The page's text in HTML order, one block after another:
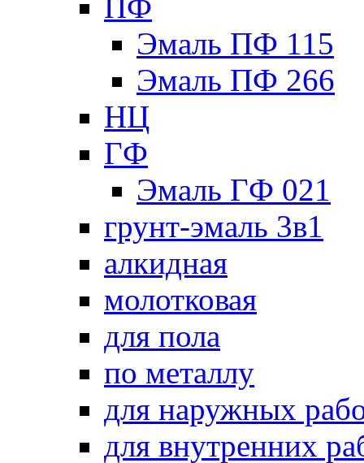
ПФ
Эмаль ПФ 115
Эмаль ПФ 266
НЦ
ГФ
Эмаль ГФ 021
грунт-эмаль 3в1
алкидная
молотковая
для пола
по металлу
для наружных
для внутренних